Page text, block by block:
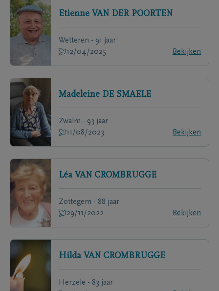
Etienne VAN DER POORTEN
Wetteren - 91 jaar
12/04/2025
Bekijken
Madeleine DE SMAELE
Zwalm - 93 jaar
11/08/2023
Bekijken
Léa VAN CROMBRUGGE
Zottegem - 88 jaar
29/11/2022
Bekijken
Hilda VAN CROMBRUGGE
Herzele - 83 jaar